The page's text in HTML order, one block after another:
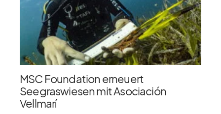
MSC Foundation erneuert
Seegraswiesen mit Asociación
Vellmarí